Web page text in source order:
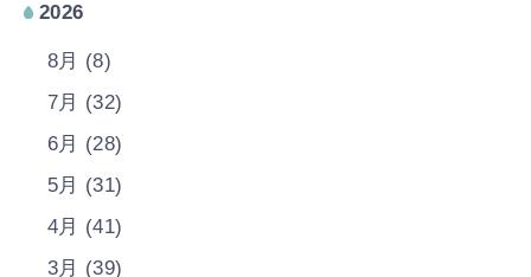
2026
8月 (8)
7月 (32)
6月 (28)
5月 (31)
4月 (41)
3月 (39)